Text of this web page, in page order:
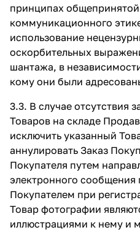
принципах
коммуникационного
использование
оскорбительных
шантажа, в
кому они были
3.3. В случае отсутствия
Товаров на складе
исключить указанный
аннулировать Заказ
Покупателя путем
электронного сообщения
Покупателем при
Товар фотографии
иллюстрациями к нему и